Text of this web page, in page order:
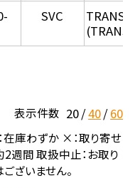
SVC TRANSIL
表示件数 20 40 60
庫わずか ×：取り寄せ
週間 取扱中止：お取り
ざいません。